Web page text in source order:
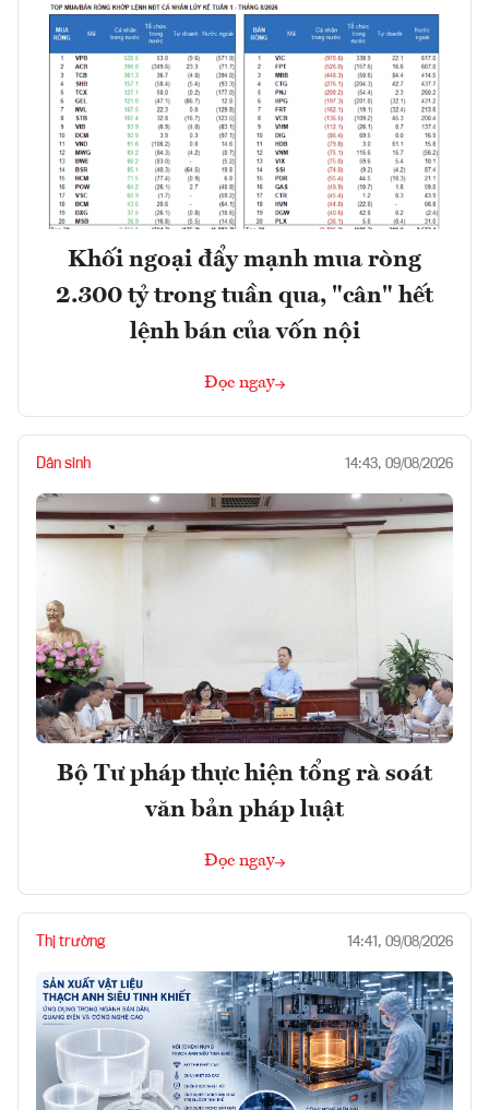
Khối ngoại đẩy mạnh mua ròng
2.300 tỷ trong tuần qua, "cân" hết
lệnh bán của vốn nội
Đọc ngay
Dân sinh 14:43, 09/08/2026
Bộ Tư pháp thực hiện tổng rà soát
văn bản pháp luật
Đọc ngay
Thị trường 14:41, 09/08/2026